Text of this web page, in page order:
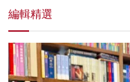
編輯精選